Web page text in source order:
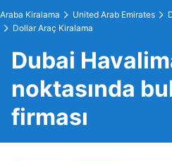
Araba Kiralama United Arab Emirates
Dollar Araç Kiralama
Dubai
noktasında
firması